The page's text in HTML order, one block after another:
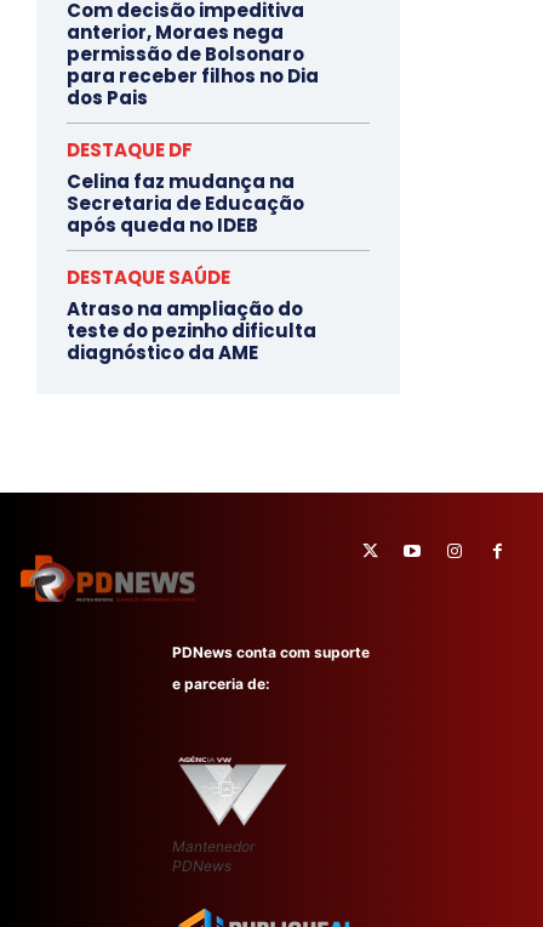
Com decisão impeditiva
anterior, Moraes nega
permissão de Bolsonaro
para receber filhos no Dia
dos Pais
DESTAQUE DF
Celina faz mudança na
Secretaria de Educação
após queda no IDEB
DESTAQUE SAÚDE
Atraso na ampliação do
teste do pezinho dificulta
diagnóstico da AME
PDNews conta com suporte
e parceria de:
Mantenedor
PDNews